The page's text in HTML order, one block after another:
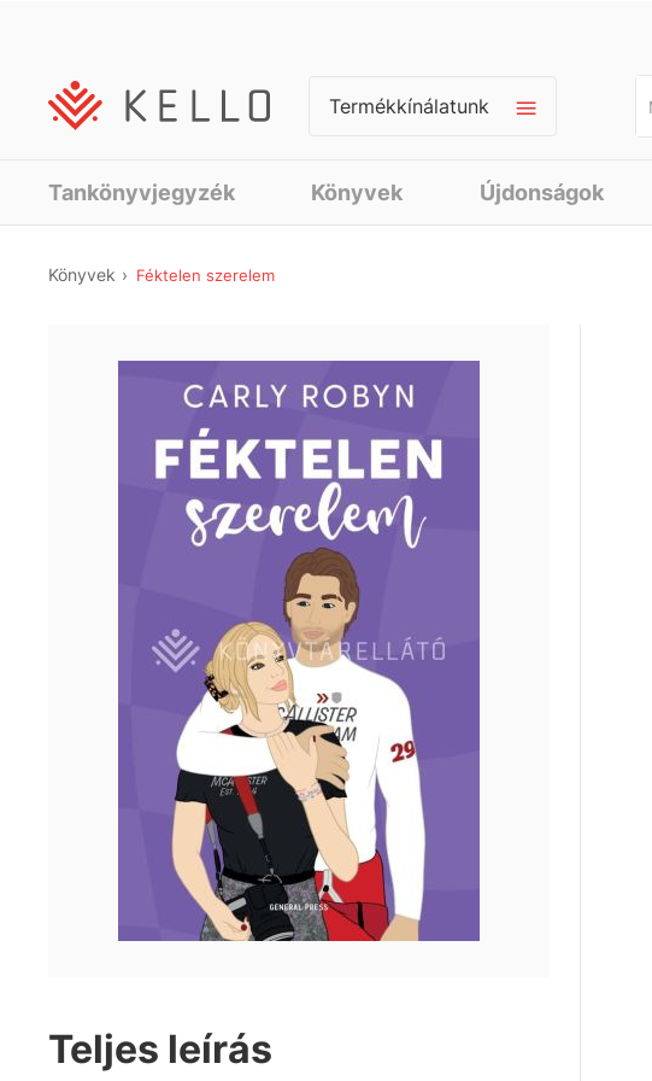
Termékkínálatunk
Tankönyvjegyzék Könyvek Újdonságok
Könyvek Féktelen szerelem
Teljes leírás